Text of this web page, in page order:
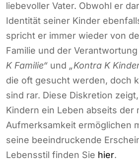
liebevoller Vater. Obwohl er
Identität seiner Kinder
spricht er immer wieder von
Familie und der Verantwortung
K Familie“ und „Kontra K
die oft gesucht werden, doch
sind rar. Diese Diskretion
Kindern ein Leben abseits der
Aufmerksamkeit ermöglichen
seine beeindruckende
Lebensstil finden Sie hier.